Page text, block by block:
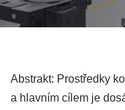
Abstrakt: Prostředky
a hlavním cílem je